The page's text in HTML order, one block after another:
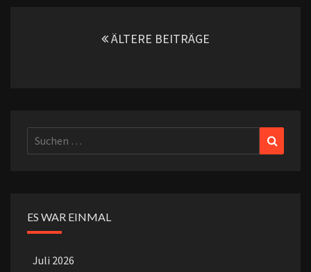
ÄLTERE BEITRÄGE
Suchen
nach:
ES WAR EINMAL
Juli 2026